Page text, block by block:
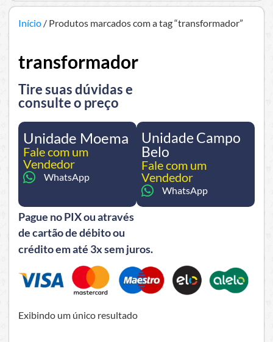
Início / Produtos marcados com a tag “transformador”
transformador
Tire suas dúvidas e
consulte o preço
Unidade Moema
Fale com um
Vendedor
WhatsApp
Unidade Campo
Belo
Fale com um
Vendedor
WhatsApp
Pague no PIX ou através
de cartão de débito ou
crédito em até 3x sem juros.
Exibindo um único resultado